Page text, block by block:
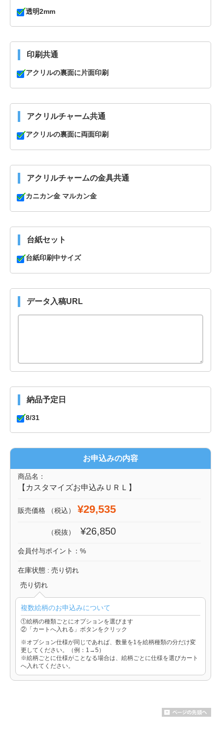
透明2mm
印刷共通
アクリルの裏面に片面印刷
アクリルチャーム共通
アクリルの裏面に両面印刷
アクリルチャームの金具共通
カニカン金 マルカン金
台紙セット
台紙印刷中サイズ
データ入稿URL
納品予定日
8/31
お申込みの内容
商品名：
【カスタマイズお申込みＵＲＬ】
販売価格 （税込） ¥29,535
（税抜） ¥26,850
会員付与ポイント： %
在庫状態 : 売り切れ
売り切れ
複数絵柄のお申込みについて
①絵柄の種類ごとにオプションを選びます
②「カートへ入れる」ボタンをクリック
※オプション仕様が同じであれば、数量を1を絵柄種類の分だけ変
更してください。（例：1→5）
※絵柄ごとに仕様がことなる場合は、絵柄ごとに仕様を選びカート
へ入れてください。